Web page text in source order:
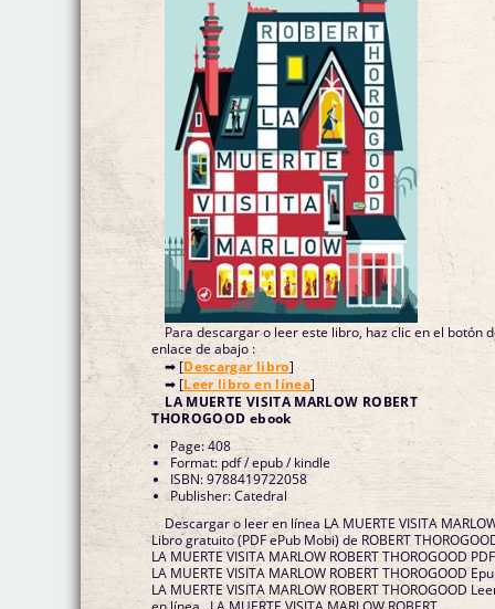
Para descargar o leer este libro, haz clic en el botón
enlace de abajo :
➡ [Descargar libro]
➡ [Leer libro en línea]
LA MUERTE VISITA MARLOW ROBERT
THOROGOOD ebook
Page: 408
Format: pdf / epub / kindle
ISBN: 9788419722058
Publisher: Catedral
Descargar o leer en línea LA MUERTE VISITA
Libro gratuito (PDF ePub Mobi) de ROBERT
LA MUERTE VISITA MARLOW ROBERT THOROGOOD
LA MUERTE VISITA MARLOW ROBERT THOROGOOD
LA MUERTE VISITA MARLOW ROBERT THOROGOOD